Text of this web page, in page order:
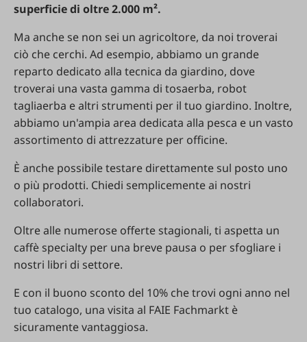
superficiedi oltre2.000 m².
Ma anche se non sei un agricoltore, da noi troverai
ciò che cerchi. Ad esempio, abbiamo un grande
reparto dedicato alla tecnica da giardino, dove
troverai una vasta gamma di tosaerba, robot
tagliaerba ealtri strumenti per il tuo giardino. Inoltre,
abbiamo un'ampia area dedicata alla pesca e un vasto
assortimento di attrezzature per officine.
È anche possibiletestare direttamente sul posto uno
o più prodotti. Chiedi semplicementeai nostri
collaboratori.
Oltrealle numerose offerte stagionali, ti aspetta un
caffè specialty per una breve pausa o per sfogliare i
nostri libri di settore.
E con il buono sconto del 10% chetrovi ogni anno nel
tuo catalogo, una visita al FAIE Fachmarkt è
sicuramentevantaggiosa.